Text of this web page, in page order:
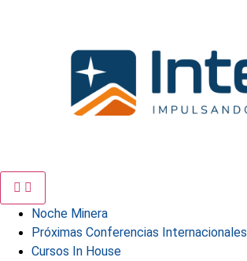
Noche Minera
Próximas Conferencias Internacionales
Cursos In House